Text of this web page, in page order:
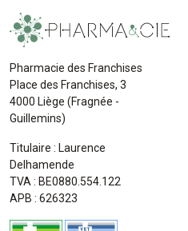
Pharmacie des Franchises
Place des Franchises, 3
4000 Liège (Fragnée -
Guillemins)
Titulaire : Laurence
Delhamende
TVA : BE0880.554.122
APB : 626323